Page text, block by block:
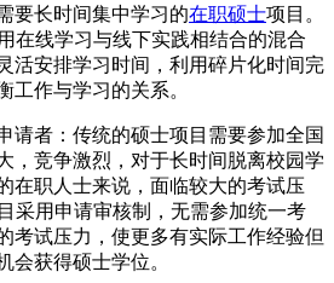
要长时间集中学习的在职硕士项目。
在线学习与线下实践相结合的混合
活安排学习时间，利用碎片化时间完
工作与学习的关系。
请者：传统的硕士项目需要参加全国
，竞争激烈，对于长时间脱离校园学
在职人士来说，面临较大的考试压
采用申请审核制，无需参加统一考
考试压力，使更多有实际工作经验但
会获得硕士学位。